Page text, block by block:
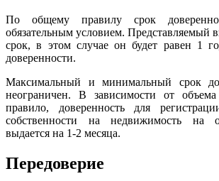
По общему правилу срок
обязательным условием. Представляемый
срок, в этом случае он будет равен 1
доверенности.
Максимальный и минимальный срок
неограничен. В зависимости от
правило, доверенность для
собственности на недвижимость на
выдается на 1-2 месяца.
Передоверие